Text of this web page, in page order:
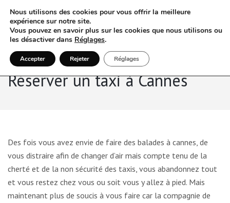
Réserver un taxi à Cannes
Des fois vous avez envie de faire des balades à cannes, de
vous distraire afin de changer d’air mais compte tenu de la
cherté et de la non sécurité des taxis, vous abandonnez tout
et vous restez chez vous ou soit vous y allez à pied. Mais
maintenant plus de soucis à vous faire car la compagnie de
Nous utilisons des cookies pour vous offrir la meilleure
expérience sur notre site.
Vous pouvez en savoir plus sur les cookies que nous utilisons ou
les désactiver dans Réglages.
Accepter Rejeter Réglages